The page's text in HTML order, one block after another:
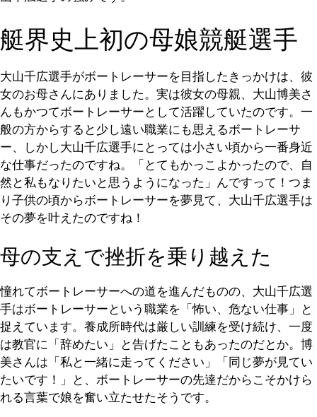
艇界史上初の母娘競艇選手
大山千広選手がボートレーサーを目指したきっかけは、彼
女のお母さんにありました。実は彼女の母親、大山博美さ
んもかつてボートレーサーとして活躍していたのです。一
般の方からすると少し遠い職業にも思えるボートレーサ
ー、しかし大山千広選手にとっては小さい頃から一番身近
な仕事だったのですね。「とてもかっこよかったので、自
然と私もなりたいと思うようになった」んですって！つま
り子供の頃からボートレーサーを夢見て、大山千広選手は
その夢を叶えたのですね！
母の支えで挫折を乗り越えた
憧れてボートレーサーへの道を進んだものの、大山千広選
手はボートレーサーという職業を「怖い、危ない仕事」と
捉えています。養成所時代は厳しい訓練を受け続け、一度
は教官に「辞めたい」と告げたこともあったのだとか。博
美さんは「私と一緒に走ってください」「同じ夢が見てい
たいです！」と、ボートレーサーの先達だからこそかけら
れる言葉で娘を奮い立たせたそうです。